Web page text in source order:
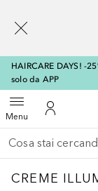
HAIRCARE DAYS! -
solo da APP
MenuApri menuAl Mio
Torna indietro
Esegui ricerca
CREME
CREME